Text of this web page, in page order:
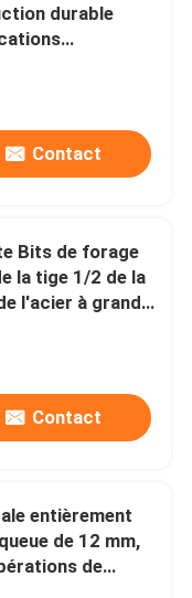
durable
Contact
Bits de forage
la tige 1/2 de la
l'acier à grande
Contact
entièrement
de 12 mm,
de